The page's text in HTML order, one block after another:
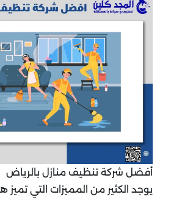
أفضل شركة تنظيف منازل بالرياض
يوجد الكثير من المميزات التي تميز